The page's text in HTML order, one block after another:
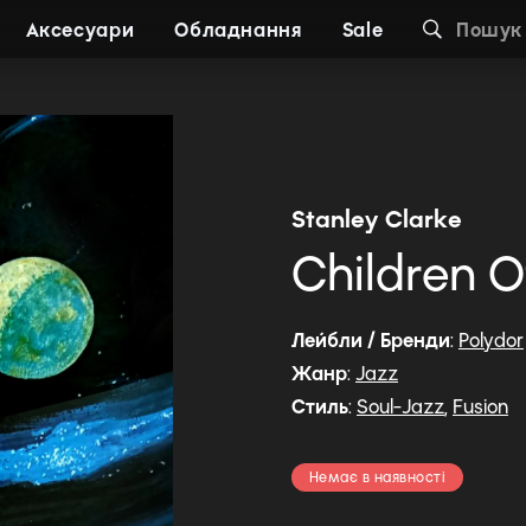
Аксесуари Обладнання Sale Пошук
Stanley Clarke
Children
Лейбли / Бренди: Polydor
Жанр: Jazz
Стиль: Soul-Jazz, Fusion
Немає в наявності